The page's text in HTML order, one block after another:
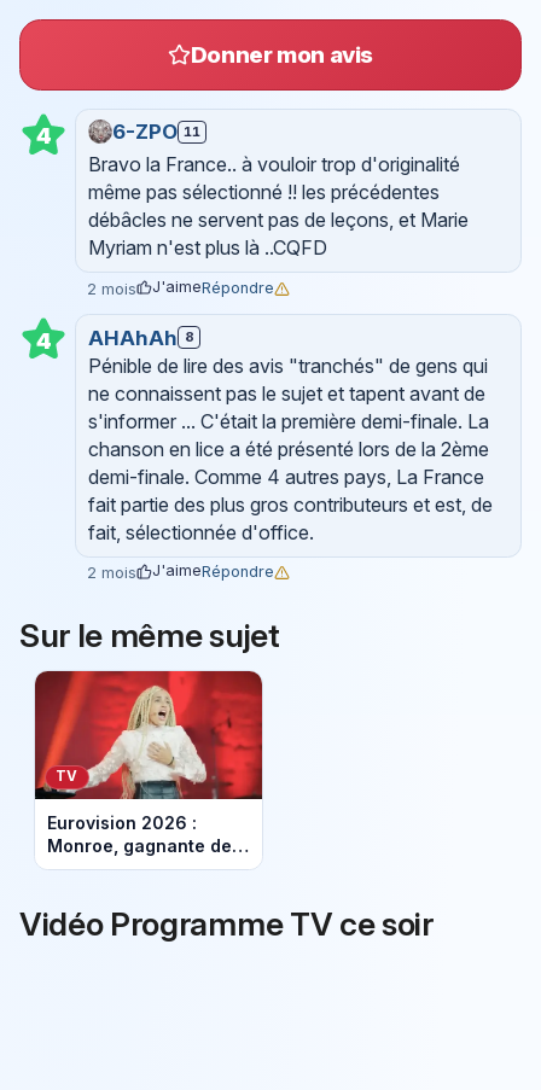
Donner mon avis
4 6-ZPO 11
Bravo la France.. à vouloir trop d'originalité
même pas sélectionné !! les précédentes
débâcles ne servent pas de leçons, et Marie
Myriam n'est plus là ..CQFD
2 mois J'aimeRépondre
4 AHAhAh 8
Pénible de lire des avis "tranchés" de gens qui
ne connaissent pas le sujet et tapent avant de
s'informer ... C'était la première demi-finale. La
chanson en lice a été présenté lors de la 2ème
demi-finale. Comme 4 autres pays, La France
fait partie des plus gros contributeurs et est, de
fait, sélectionnée d'office.
2 mois J'aimeRépondre
Sur le même sujet
TV
Eurovision 2026 :
Monroe, gagnante de
Prodiges, représentera
Vidéo Programme TV ce soir